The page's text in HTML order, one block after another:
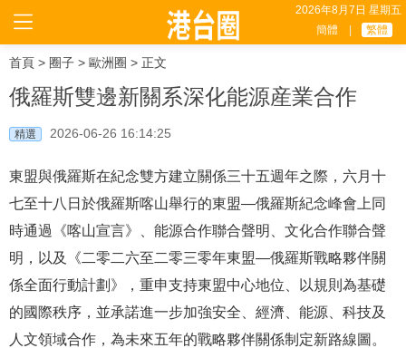
2026年8月7日 星期五
簡體
繁體
首頁 > 圈子 > 歐洲圈 > 正文
俄羅斯雙邊新關系深化能源産業合作
精選 2026-06-26 16:14:25
東盟與俄羅斯在紀念雙方建立關係三十五週年之際，六月十
七至十八日於俄羅斯喀山舉行的東盟—俄羅斯紀念峰會上同
時通過《喀山宣言》、能源合作聯合聲明、文化合作聯合聲
明，以及《二零二六至二零三零年東盟—俄羅斯戰略夥伴關
係全面行動計劃》，重申支持東盟中心地位、以規則為基礎
的國際秩序，並承諾進一步加強安全、經濟、能源、科技及
人文領域合作，為未來五年的戰略夥伴關係制定新路線圖。